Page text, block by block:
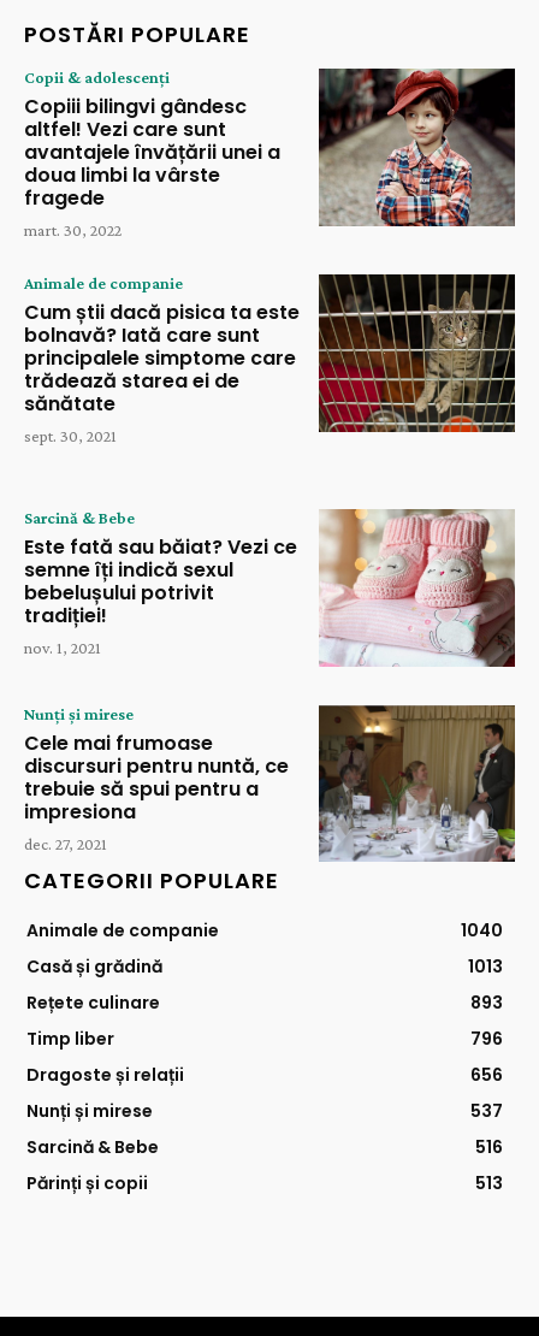
POSTĂRI POPULARE
Copii & adolescenți
Copiii bilingvi gândesc
altfel! Vezi care sunt
avantajele învățării unei a
doua limbi la vârste
fragede
mart. 30, 2022
Animale de companie
Cum știi dacă pisica ta este
bolnavă? Iată care sunt
principalele simptome care
trădează starea ei de
sănătate
sept. 30, 2021
Sarcină & Bebe
Este fată sau băiat? Vezi ce
semne îți indică sexul
bebelușului potrivit
tradiției!
nov. 1, 2021
Nunți și mirese
Cele mai frumoase
discursuri pentru nuntă, ce
trebuie să spui pentru a
impresiona
dec. 27, 2021
CATEGORII POPULARE
Animale de companie
1040
Casă și grădină
1013
Rețete culinare
893
Timp liber
796
Dragoste și relații
656
Nunți și mirese
537
Sarcină & Bebe
516
Părinți și copii
513